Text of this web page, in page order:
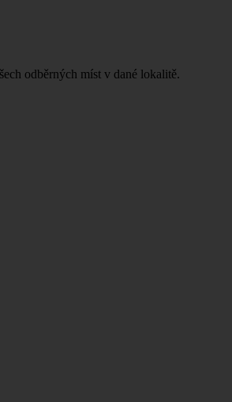
odběrných míst v dané lokalitě.